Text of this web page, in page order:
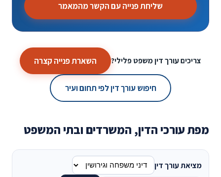
שליחת פנייה עם הקשר מהמאמר
צריכים עורך דין משפט פלילי? השארת פנייה קצרה
חיפוש עורך דין לפי תחום ועיר
מפת עורכי הדין, המשרדים ובתי המשפט
מציאת עורך דין